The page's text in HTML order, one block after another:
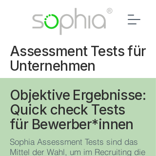
Assessment Tests für
Unternehmen
Objektive Ergebnisse:
Quick check Tests
für Bewerber*innen
Sophia Assessment Tests sind das
Mittel der Wahl, um im Recruiting die